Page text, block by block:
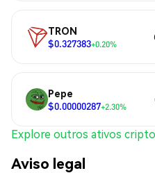
TRON
$0.327383+0.20%
Pepe
$0.00000287+2.30%
Explore outros ativos
Aviso legal